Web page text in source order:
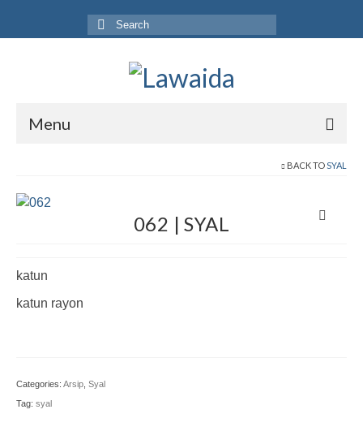
Search
for:
Menu
Produk
Jurnal
BACK TOSYAL
062 | SYAL
katun
katun rayon
Categories: Arsip Syal
Tag: syal